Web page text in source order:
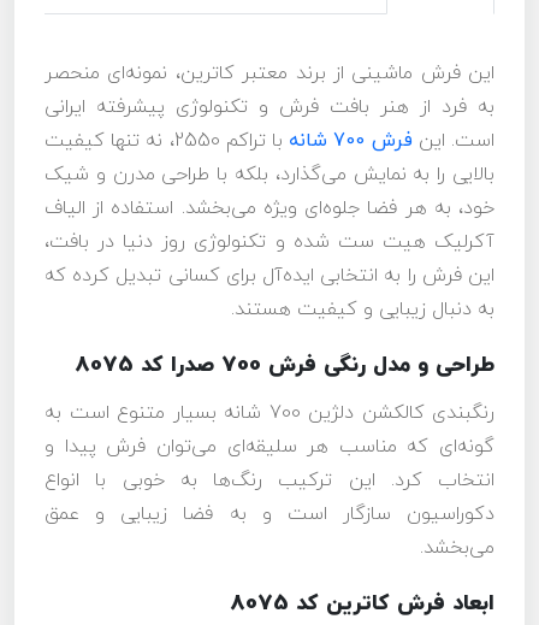
این فرش ماشینی از برند معتبر کاترین، نمونه‌ای منحصر
به فرد از هنر بافت فرش و تکنولوژی پیشرفته ایرانی
است. این فرش 700 شانه
با تراکم 2550، نه تنها کیفیت
بالایی را به نمایش می‌گذارد، بلکه با طراحی مدرن و شیک
خود، به هر فضا جلوه‌ای ویژه می‌بخشد. استفاده از الیاف
آکرلیک هیت ست شده و تکنولوژی روز دنیا در بافت،
این فرش را به انتخابی ایده‌آل برای کسانی تبدیل کرده که
به دنبال زیبایی و کیفیت هستند.
طراحی و مدل رنگی فرش 700 صدرا کد 8075
رنگبندی کالکشن دلژین 700 شانه بسیار متنوع است به
گونه‌ای که مناسب هر سلیقه‌ای می‌توان فرش پیدا و
انتخاب کرد. این ترکیب رنگ‌ها به خوبی با انواع
دکوراسیون سازگار است و به فضا زیبایی و عمق
می‌بخشد.
ابعاد فرش کاترین کد 8075